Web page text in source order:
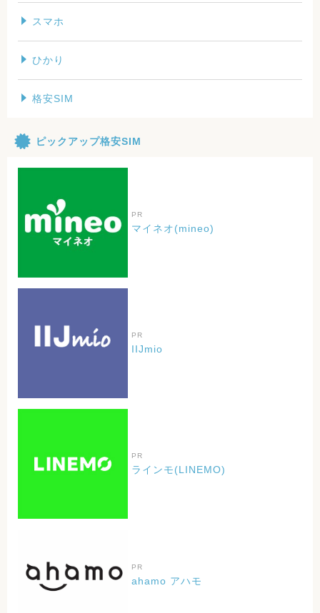
スマホ
ひかり
格安SIM
ピックアップ格安SIM
PR
マイネオ(mineo)
PR
IIJmio
PR
ラインモ(LINEMO)
PR
ahamo アハモ